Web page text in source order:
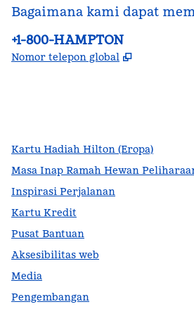
Bagaimana kami dapat
Telepon:
+1-800-HAMPTON
Nomor telepon global ,
Kartu Hadiah Hilton (Eropa)
Masa Inap Ramah Hewan
Inspirasi Perjalanan
Kartu Kredit
Pusat Bantuan
Aksesibilitas web
Media
Pengembangan